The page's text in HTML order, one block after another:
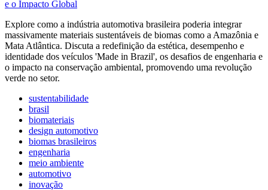
e o Impacto Global
Explore como a indústria automotiva brasileira poderia integrar
massivamente materiais sustentáveis de biomas como a Amazônia e
Mata Atlântica. Discuta a redefinição da estética, desempenho e
identidade dos veículos 'Made in Brazil', os desafios de engenharia e
o impacto na conservação ambiental, promovendo uma revolução
verde no setor.
sustentabilidade
brasil
biomateriais
design automotivo
biomas brasileiros
engenharia
meio ambiente
automotivo
inovação